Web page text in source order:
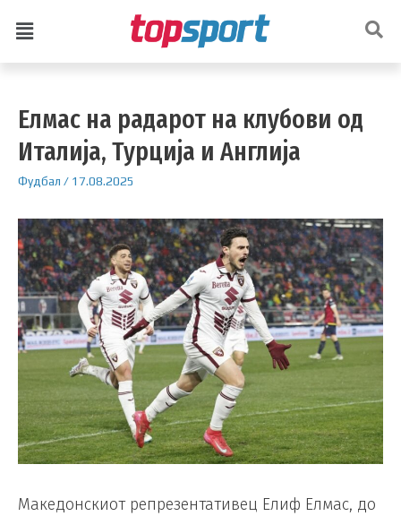
Елмас на радарот на клубови од
Италија, Турција и Англија
Фудбал / 17.08.2025
Македонскиот репрезентативец Елиф Елмас, до